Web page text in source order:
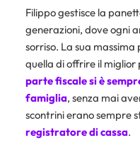
Filippo gestisce la
generazioni, dove ogni
sorriso. La sua
quella di offrire il miglior
parte fiscale si è
famiglia, senza mai
scontrini erano sempre
registratore di cassa.